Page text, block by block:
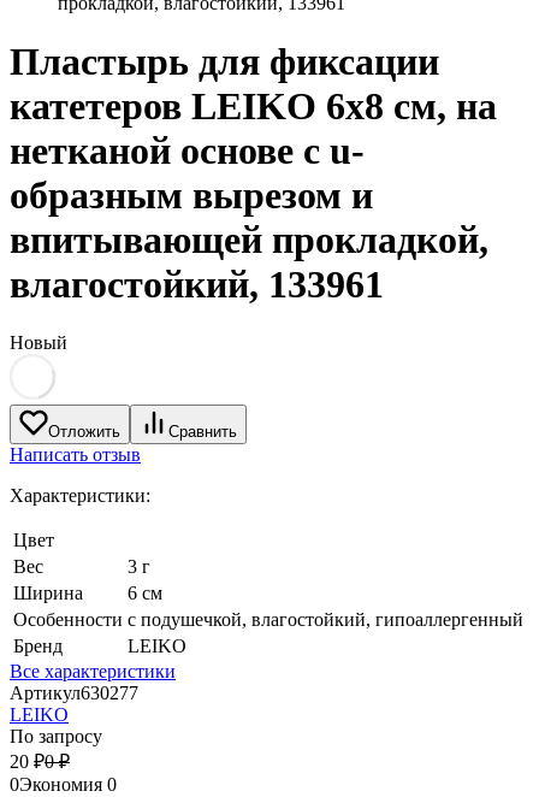
Пластырь для фиксации
катетеров LEIKO 6х8 см, на
нетканой основе с u-
образным вырезом и
впитывающей прокладкой,
влагостойкий, 133961
Новый
Отложить Сравнить
Написать отзыв
Характеристики:
Цвет
Вес
3 г
Ширина
6 см
Особенности c подушечкой, влагостойкий, гипоаллергенный
Бренд
LEIKO
Все характеристики
Артикул630277
LEIKO
По запросу
20 ₽0 ₽
0Экономия 0